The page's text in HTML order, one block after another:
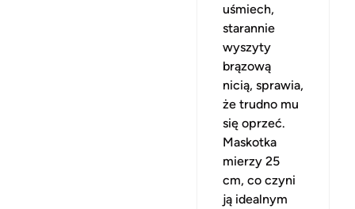
uśmiech,
starannie
wyszyty
brązową
nicią, sprawia,
że trudno mu
się oprzeć.
Maskotka
mierzy 25
cm, co czyni
ją idealnym